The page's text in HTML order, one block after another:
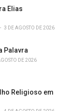
Elias
3 DE AGOSTO DE 2026
Palavra
DE 2026
Religioso em